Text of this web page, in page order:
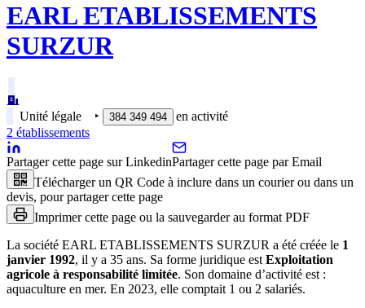
EARL ETABLISSEMENTS
SURZUR
Unité légale ‣ 384 349 494
en activité
2 établissements
Partager cette page sur LinkedinPartager cette page par Email
Télécharger un QR Code à inclure dans un courier ou dans un
devis, pour partager cette page
Imprimer cette page ou la sauvegarder au format PDF
La société EARL ETABLISSEMENTS SURZUR a été créée le 1
janvier 1992, il y a 35 ans. Sa forme juridique est Exploitation
agricole à responsabilité limitée. Son domaine d’activité est :
aquaculture en mer. En 2023, elle comptait 1 ou 2 salariés.